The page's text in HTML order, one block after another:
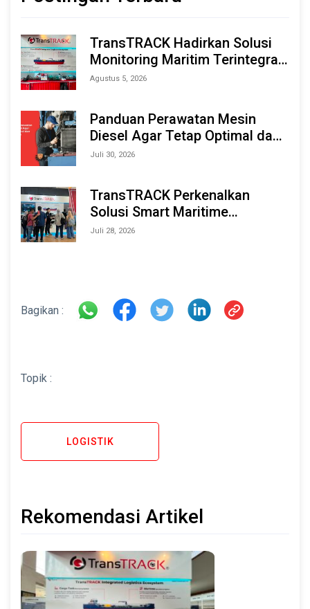
TransTRACK Hadirkan Solusi
Monitoring Maritim Terintegrasi
Berbasis AI & IoT di Indonesia
Agustus 5, 2026
Panduan Perawatan Mesin
Diesel Agar Tetap Optimal dan
Tahan Lama
Juli 30, 2026
TransTRACK Perkenalkan
Solusi Smart Maritime
Monitoring Berbasis AI dan IoT
Juli 28, 2026
Bagikan :
Topik :
LOGISTIK
Rekomendasi Artikel